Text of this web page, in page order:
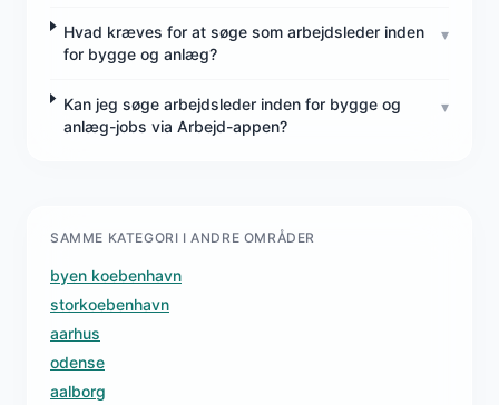
Hvad kræves for at søge som arbejdsleder inden
for bygge og anlæg?
▾
Kan jeg søge arbejdsleder inden for bygge og
anlæg-jobs via Arbejd-appen?
▾
SAMME KATEGORI I ANDRE OMRÅDER
byen koebenhavn
storkoebenhavn
aarhus
odense
aalborg